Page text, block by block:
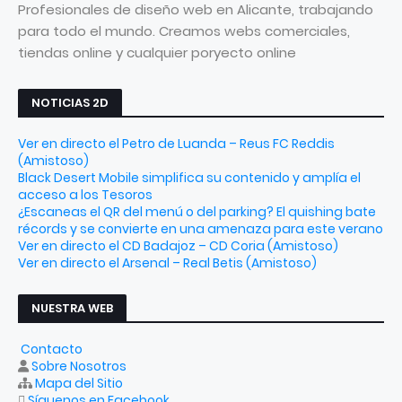
Profesionales de diseño web en Alicante, trabajando
para todo el mundo. Creamos webs comerciales,
tiendas online y cualquier poryecto online
NOTICIAS 2D
Ver en directo el Petro de Luanda – Reus FC Reddis
(Amistoso)
Black Desert Mobile simplifica su contenido y amplía el
acceso a los Tesoros
¿Escaneas el QR del menú o del parking? El quishing bate
récords y se convierte en una amenaza para este verano
Ver en directo el CD Badajoz – CD Coria (Amistoso)
Ver en directo el Arsenal – Real Betis (Amistoso)
NUESTRA WEB
Contacto
Sobre Nosotros
Mapa del Sitio